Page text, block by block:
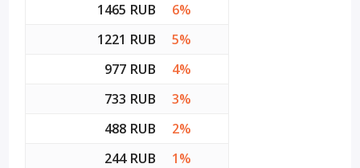
1465 RUB
6%
1221 RUB
5%
977 RUB
4%
733 RUB
3%
488 RUB
2%
244 RUB
1%